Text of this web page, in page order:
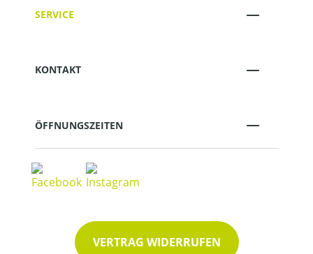
SERVICE
KONTAKT
ÖFFNUNGSZEITEN
VERTRAG WIDERRUFEN